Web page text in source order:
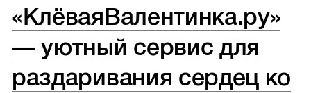
«КлёваяВалентинка.ру»
— уютный сервис для
раздаривания сердец ко